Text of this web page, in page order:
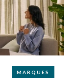
MARQUES